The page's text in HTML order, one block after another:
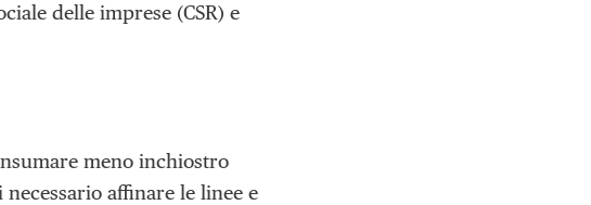
delle imprese (CSR) e
meno inchiostro
affinare le linee e